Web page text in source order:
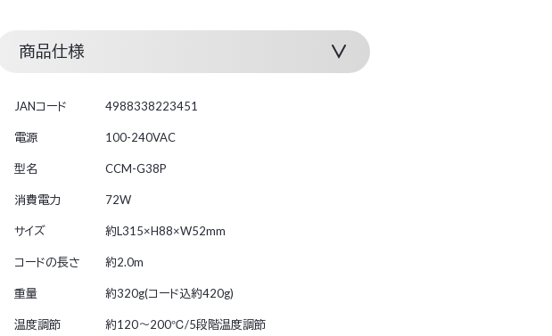
商品仕様
JANコード 4988338223451
電源 100-240VAC
型名 CCM-G38P
消費電力 72W
サイズ 約L315×H88×W52mm
コードの長さ 約2.0m
重量 約320g(コード込約420g)
温度調節 約120～200℃/5段階温度調節